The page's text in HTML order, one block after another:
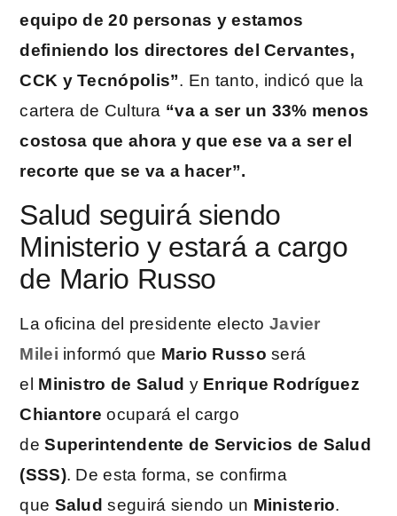
equipo de 20 personas y estamos
definiendo los directores del Cervantes,
CCK y Tecnópolis”. En tanto, indicó que la
cartera de Cultura “va a ser un 33% menos
costosa que ahora y que ese va a ser el
recorte que se va a hacer”.
Salud seguirá siendo
Ministerio y estará a cargo
de Mario Russo
La oficina del presidente electo Javier
Milei informó que Mario Russo será
el Ministro de Salud y Enrique Rodríguez
Chiantoreocupará el cargo
deSuperintendente de Servicios de Salud
(SSS). De esta forma, se confirma
que Saludseguirá siendo un Ministerio.